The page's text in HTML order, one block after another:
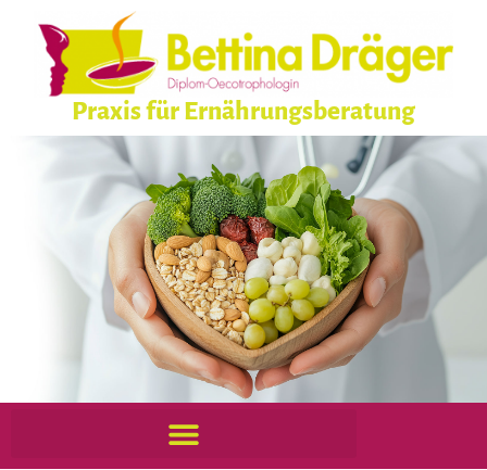
Praxis für Ernährungsberatung